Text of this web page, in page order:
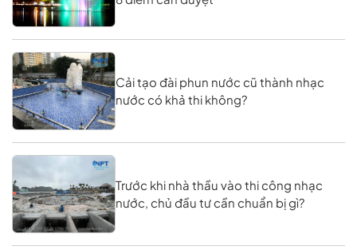
Cải tạo đài phun nước cũ thành nhạc
nước có khả thi không?
Trước khi nhà thầu vào thi công nhạc
nước, chủ đầu tư cần chuẩn bị gì?